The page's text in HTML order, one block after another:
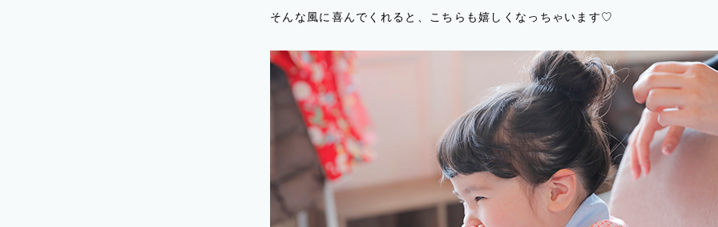
そんな風に喜んでくれると、こちらも嬉しくなっちゃいます♡